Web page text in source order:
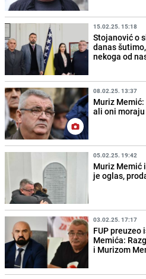
15.02.25. 15:18
Stojanović o
danas
nekoga od
08.02.25. 13:37
Muriz
ali oni
05.02.25. 19:42
Muriz Memić
je oglas,
03.02.25. 17:17
FUP preuzeo
Memića:
i Murizom